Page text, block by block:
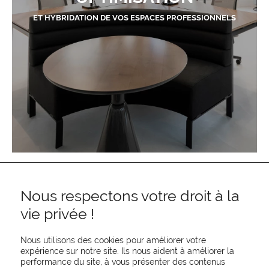
ET HYBRIDATION DE VOS ESPACES PROFESSIONNELS
Nous respectons votre droit à la
vie privée !
Nous utilisons des cookies pour améliorer votre
expérience sur notre site. Ils nous aident à améliorer la
performance du site, à vous présenter des contenus